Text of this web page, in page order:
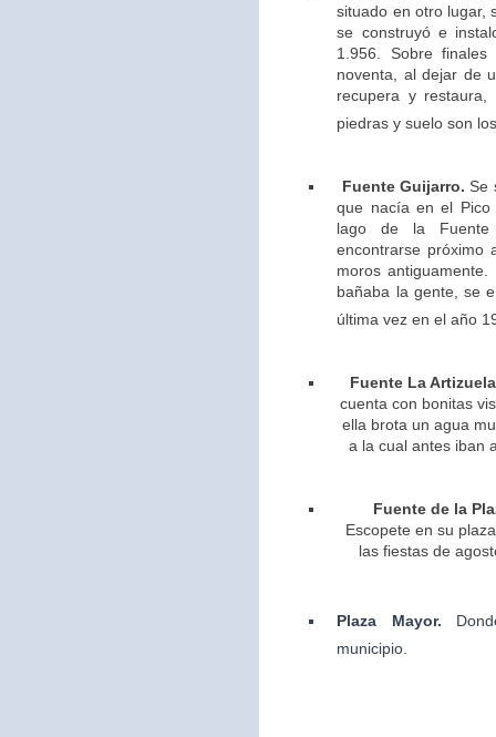
situado en otro lugar,
se construyó e
1.956. Sobre
noventa, al dejar de
recupera y restaura,
piedras y suelo son
Fuente Guijarro. Se
que nacía en el
lago de la
encontrarse próximo
moros
bañaba la gente, se
última vez en el año
Fuente La
cuenta con bonitas
ella brota un agua
a la cual antes iban
Fuente de la
Escopete en su
las fiestas de
Plaza Mayor.
municipio.